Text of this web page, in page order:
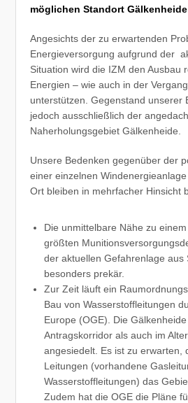
möglichen Standort Gälkenheide
Angesichts der zu erwartenden
Energieversorgung aufgrund der
Situation wird die IZM den Ausbau
Energien – wie auch in der
unterstützen. Gegenstand unserer
jedoch ausschließlich der
Naherholungsgebiet Gälkenheide.
Unsere Bedenken gegenüber der
einer einzelnen
Ort bleiben in mehrfacher Hinsicht
Die unmittelbare Nähe zu
größten
der aktuellen Gefahrenlage aus
besonders prekär.
Zur Zeit läuft ein
Bau von Wasserstoffleitungen
Europe (OGE). Die
Antragskorridor als auch im
angesiedelt. Es ist zu erwarten,
Leitungen (vorhandene
Wasserstoffleitungen) das
Zudem hat die OGE die Pläne